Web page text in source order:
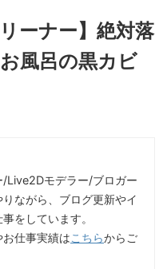
ーナー】絶対落
風呂の黒カビ
/Live2Dモデラー/ブロガー
ながら、ブログ更新やイ
をしています。
仕事実績はこちらからご